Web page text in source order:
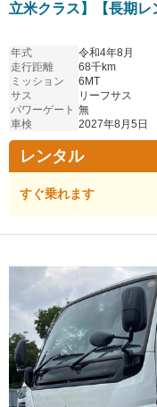
立米クラス】【長期レ
年式
令和4年8月
走行距離
68千km
ミッション
6MT
サス
リーフサス
パワーゲート 無
車検
2027年8月5日
レンタル
すぐ乗れます